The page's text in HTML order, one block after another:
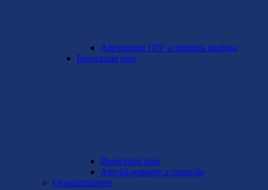
Attestazioni OIV o struttura analoga
Burocrazia zero
Burocrazia zero
Attività soggette a controllo
Organizzazione